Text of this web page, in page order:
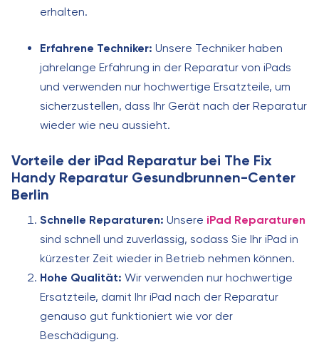
erhalten.
Erfahrene Techniker: Unsere Techniker haben
jahrelange Erfahrung in der Reparatur von iPads
und verwenden nur hochwertige Ersatzteile, um
sicherzustellen, dass Ihr Gerät nach der Reparatur
wieder wie neu aussieht.
Vorteile der iPad Reparatur bei The Fix
Handy Reparatur Gesundbrunnen-Center
Berlin
Schnelle Reparaturen: Unsere iPad Reparaturen
sind schnell und zuverlässig, sodass Sie Ihr iPad in
kürzester Zeit wieder in Betrieb nehmen können.
Hohe Qualität: Wir verwenden nur hochwertige
Ersatzteile, damit Ihr iPad nach der Reparatur
genauso gut funktioniert wie vor der
Beschädigung.